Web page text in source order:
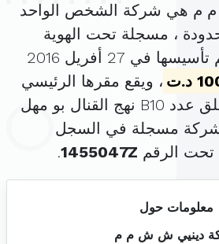
م هي شركة الشخص الواحد
، مسجلة تحت الهوية
. تم تأسيسها في 27 أفريل 2016
د.ت
، ويقع مقرها الرئيسي
في اقامة الهواء الطلق عدد B10 نهج القنال بو مهل
مسجلة في السجل
الرقم 1455047Z
.
معلومات حول
دينيي ش ش م م